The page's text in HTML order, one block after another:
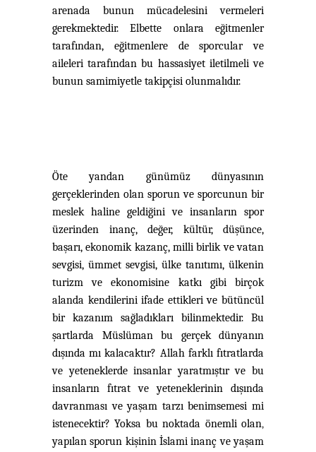
arenada bunun mücadelesini vermeleri
gerekmektedir. Elbette onlara eğitmenler
tarafından, eğitmenlere de sporcular ve
aileleri tarafından bu hassasiyet iletilmeli ve
bunun samimiyetle takipçisi olunmalıdır.
Öte yandan günümüz dünyasının
gerçeklerinden olan sporun ve sporcunun bir
meslek haline geldiğini ve insanların spor
üzerinden inanç, değer, kültür, düşünce,
başarı, ekonomik kazanç, milli birlik ve vatan
sevgisi, ümmet sevgisi, ülke tanıtımı, ülkenin
turizm ve ekonomisine katkı gibi birçok
alanda kendilerini ifade ettikleri ve bütüncül
bir kazanım sağladıkları bilinmektedir. Bu
şartlarda Müslüman bu gerçek dünyanın
dışında mı kalacaktır? Allah farklı fıtratlarda
ve yeteneklerde insanlar yaratmıştır ve bu
insanların fıtrat ve yeteneklerinin dışında
davranması ve yaşam tarzı benimsemesi mi
istenecektir? Yoksa bu noktada önemli olan,
yapılan sporun kişinin İslami inanç ve yaşam